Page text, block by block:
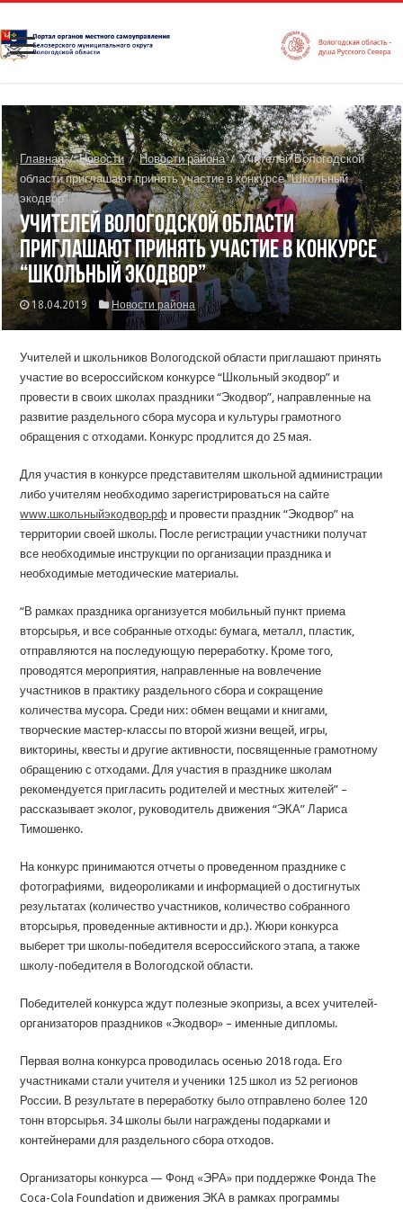
Главная / Новости / Новости района / Учителей Вологодской
области приглашают принять участие в конкурсе “Школьный
экодвор”
Учителей Вологодской области
приглашают принять участие в конкурсе
“Школьный экодвор”
18.04.2019 Новости района
Учителей и школьников Вологодской области приглашают принять
участие во всероссийском конкурсе “Школьный экодвор” и
провести в своих школах праздники “Экодвор”, направленные на
развитие раздельного сбора мусора и культуры грамотного
обращения с отходами. Конкурс продлится до 25 мая.
Для участия в конкурсе представителям школьной администрации
либо учителям необходимо зарегистрироваться на сайте
www.школьныйэкодвор.рф и провести праздник “Экодвор” на
территории своей школы. После регистрации участники получат
все необходимые инструкции по организации праздника и
необходимые методические материалы.
“В рамках праздника организуется мобильный пункт приема
вторсырья, и все собранные отходы: бумага, металл, пластик,
отправляются на последующую переработку. Кроме того,
проводятся мероприятия, направленные на вовлечение
участников в практику раздельного сбора и сокращение
количества мусора. Среди них: обмен вещами и книгами,
творческие мастер-классы по второй жизни вещей, игры,
викторины, квесты и другие активности, посвященные грамотному
обращению с отходами. Для участия в празднике школам
рекомендуется пригласить родителей и местных жителей” –
рассказывает эколог, руководитель движения “ЭКА” Лариса
Тимошенко.
На конкурс принимаются отчеты о проведенном празднике с
фотографиями, видеороликами и информацией о достигнутых
результатах (количество участников, количество собранного
вторсырья, проведенные активности и др.). Жюри конкурса
выберет три школы-победителя всероссийского этапа, а также
школу-победителя в Вологодской области.
Победителей конкурса ждут полезные экопризы, а всех учителей-
организаторов праздников «Экодвор» – именные дипломы.
Первая волна конкурса проводилась осенью 2018 года. Его
участниками стали учителя и ученики 125 школ из 52 регионов
России. В результате в переработку было отправлено более 120
тонн вторсырья. 34 школы были награждены подарками и
контейнерами для раздельного сбора отходов.
Организаторы конкурса — Фонд «ЭРА» при поддержке Фонда The
Coca-Cola Foundation и движения ЭКА в рамках программы